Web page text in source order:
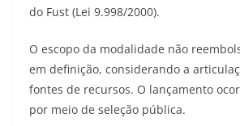
do Fust (Lei 9.998/2000).
O escopo da modalidade não
em definição, considerando a
fontes de recursos. O lançamento
por meio de seleção pública.